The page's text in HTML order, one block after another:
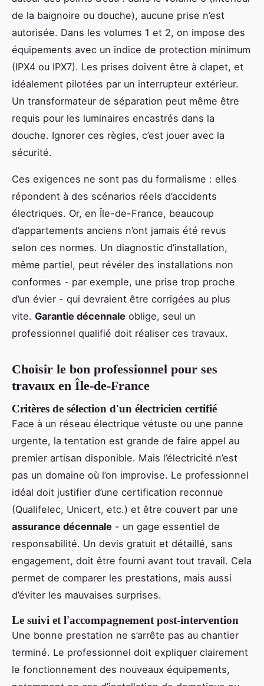
de la baignoire ou douche), aucune prise n’est
autorisée. Dans les volumes 1 et 2, on impose des
équipements avec un indice de protection minimum
(IPX4 ou IPX7). Les prises doivent être à clapet, et
idéalement pilotées par un interrupteur extérieur.
Un transformateur de séparation peut même être
requis pour les luminaires encastrés dans la
douche. Ignorer ces règles, c’est jouer avec la
sécurité.
Ces exigences ne sont pas du formalisme : elles
répondent à des scénarios réels d’accidents
électriques. Or, en Île-de-France, beaucoup
d’appartements anciens n’ont jamais été revus
selon ces normes. Un diagnostic d’installation,
même partiel, peut révéler des installations non
conformes - par exemple, une prise trop proche
d’un évier - qui devraient être corrigées au plus
vite. Garantie décennale oblige, seul un
professionnel qualifié doit réaliser ces travaux.
Choisir le bon professionnel pour ses
travaux en Île-de-France
Critères de sélection d'un électricien certifié
Face à un réseau électrique vétuste ou une panne
urgente, la tentation est grande de faire appel au
premier artisan disponible. Mais l’électricité n’est
pas un domaine où l’on improvise. Le professionnel
idéal doit justifier d’une certification reconnue
(Qualifelec, Unicert, etc.) et être couvert par une
assurance décennale - un gage essentiel de
responsabilité. Un devis gratuit et détaillé, sans
engagement, doit être fourni avant tout travail. Cela
permet de comparer les prestations, mais aussi
d’éviter les mauvaises surprises.
Le suivi et l'accompagnement post-intervention
Une bonne prestation ne s’arrête pas au chantier
terminé. Le professionnel doit expliquer clairement
le fonctionnement des nouveaux équipements,